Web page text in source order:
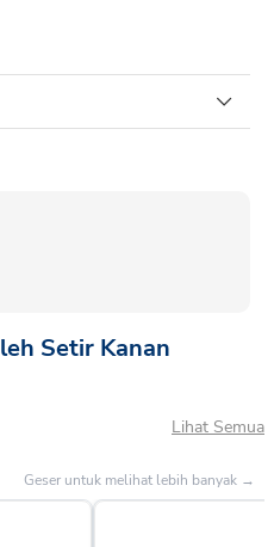
Setir Kanan
Lihat Semua
Geser untuk melihat lebih banyak →